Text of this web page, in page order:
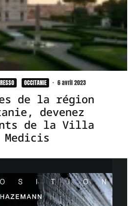
OCCITANIE · 6 avril 2023
de la région
devenez
de la Villa
Medicis